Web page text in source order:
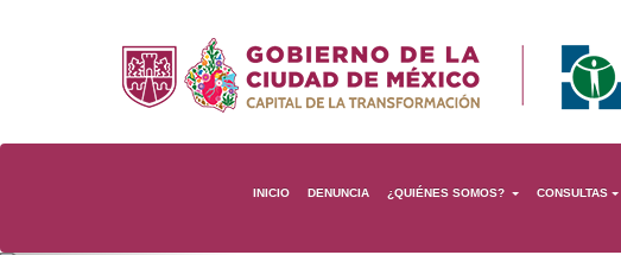
INICIO DENUNCIA ¿QUIÉNES SOMOS? CONSULTAS